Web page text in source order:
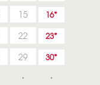
15 16
22 23
29 30